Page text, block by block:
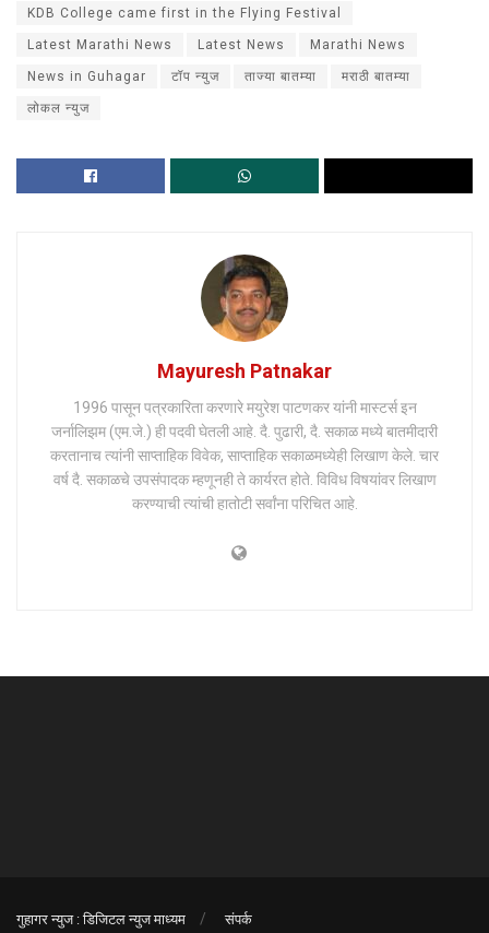
KDB College came first in the Flying Festival
Latest Marathi News Latest News Marathi News
News in Guhagar टॉप न्युज ताज्या बातम्या मराठी बातम्या
लोकल न्युज
Mayuresh Patnakar
1996 पासून पत्रकारिता करणारे मयुरेश पाटणकर यांनी मास्टर्स इन
जर्नालिझम (एम.जे.) ही पदवी घेतली आहे. दै. पुढारी, दै. सकाळ मध्ये बातमीदारी
करतानाच त्यांनी साप्ताहिक विवेक, साप्ताहिक सकाळमध्येही लिखाण केले. चार
वर्ष दै. सकाळचे उपसंपादक म्हणूनही ते कार्यरत होते. विविध विषयांवर लिखाण
करण्याची त्यांची हातोटी सर्वांना परिचित आहे.
गुहागर न्युज : डिजिटल न्युज माध्यम संपर्क